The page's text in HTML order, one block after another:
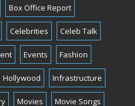
Box Office Report
Celebrities Celeb Talk
Events Fashion
Hollywood Infrastructure
Movies Movie Songs